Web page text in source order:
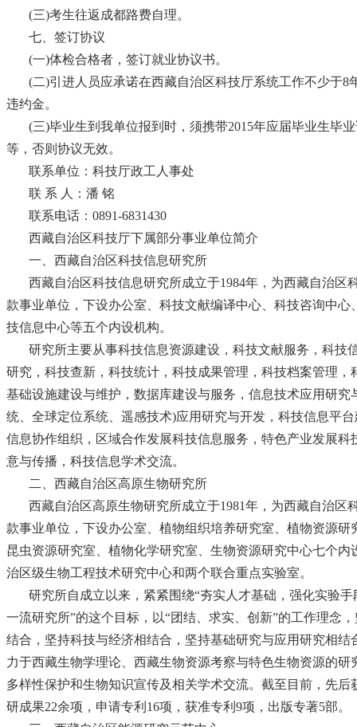
(三)考生往返成都路费自理。
七、签订协议
(一)体检合格者，签订就业协议书。
(二)引进人员应承诺在西藏自治区科技厅系统工作不少于8
违约金。
(三)毕业生到我单位报到时，须携带2015年应届毕业生毕
等，否则协议无效。
联系单位：科技厅政工人事处
联 系 人：潘 铭
联系电话：0891-6831430
西藏自治区科技厅下属部分事业单位简介
一、西藏自治区科技信息研究所
西藏自治区科技信息研究所成立于1984年，为西藏自治区
款事业单位，下设办公室、科技文献编译中心、科技咨询中心
技信息中心等五个内设机构。
研究所主要从事科技信息资源建设，科技文献服务，科技
研究，科技查新，科技统计，科技成果管理，科技档案管理，
基础设施建设与维护，数据库建设与服务，信息技术应用研究
统、全球定位系统、遥感技术)应用研究与开发，科技信息平
信息协作组织，区域合作发展科技信息服务，特色产业发展科
意与传播，科技信息学术交流。
二、西藏自治区高原生物研究所
西藏自治区高原生物研究所成立于1981年，为西藏自治区
款事业单位，下设办公室、植物组织培养研究室、植物资源研
昆虫资源研究室、植物化学研究室、生物资源研究中心七个内
治区级生物工程技术研究中心和两个联合重点实验室。
研究所自成立以来，紧紧围绕“夯实人才基础，强化实验
一流研究所”的这个目标，以“团结、求实、创新”的工作理念
结合，坚持科技与经济相结合，坚持基础研究与应用研究相结
力于西藏生物学理论、西藏生物资源考察与特色生物资源的研
多样性保护和生物知识宣传及相关学术交流。截至目前，先后
研成果22余项，申请专利16项，获准专利9项，出版专著5部。